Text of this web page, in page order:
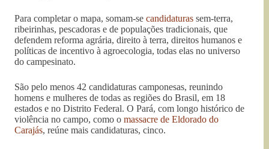
Para completar o mapa, somam-se candidaturas sem-terra,
ribeirinhas, pescadoras e de populações tradicionais, que
defendem reforma agrária, direito à terra, direitos humanos e
políticas de incentivo à agroecologia, todas elas no universo
do campesinato.
São pelo menos 42 candidaturas camponesas, reunindo
homens e mulheres de todas as regiões do Brasil, em 18
estados e no Distrito Federal. O Pará, com longo histórico de
violência no campo, como o massacre de Eldorado do
Carajás, reúne mais candidaturas, cinco.